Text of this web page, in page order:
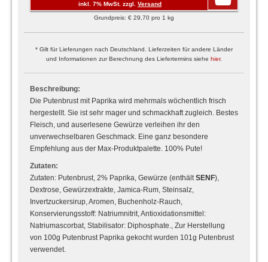
inkl. 7% MwSt. zzgl. Versand
Grundpreis: € 29,70 pro 1 kg
* Gilt für Lieferungen nach Deutschland. Lieferzeiten für andere Länder
und Informationen zur Berechnung des Liefertermins siehe hier.
Beschreibung:
Die Putenbrust mit Paprika wird mehrmals wöchentlich frisch
hergestellt. Sie ist sehr mager und schmackhaft zugleich. Bestes
Fleisch, und auserlesene Gewürze verleihen ihr den
unverwechselbaren Geschmack. Eine ganz besondere
Empfehlung aus der Max-Produktpalette. 100% Pute!
Zutaten:
Zutaten: Putenbrust, 2% Paprika, Gewürze (enthältSENF),
Dextrose, Gewürzextrakte, Jamica-Rum, Steinsalz,
Invertzuckersirup, Aromen, Buchenholz-Rauch,
Konservierungsstoff: Natriumnitrit, Antioxidationsmittel:
Natriumascorbat, Stabilisator: Diphosphate., Zur Herstellung
von 100g Putenbrust Paprika gekocht wurden 101g Putenbrust
verwendet.